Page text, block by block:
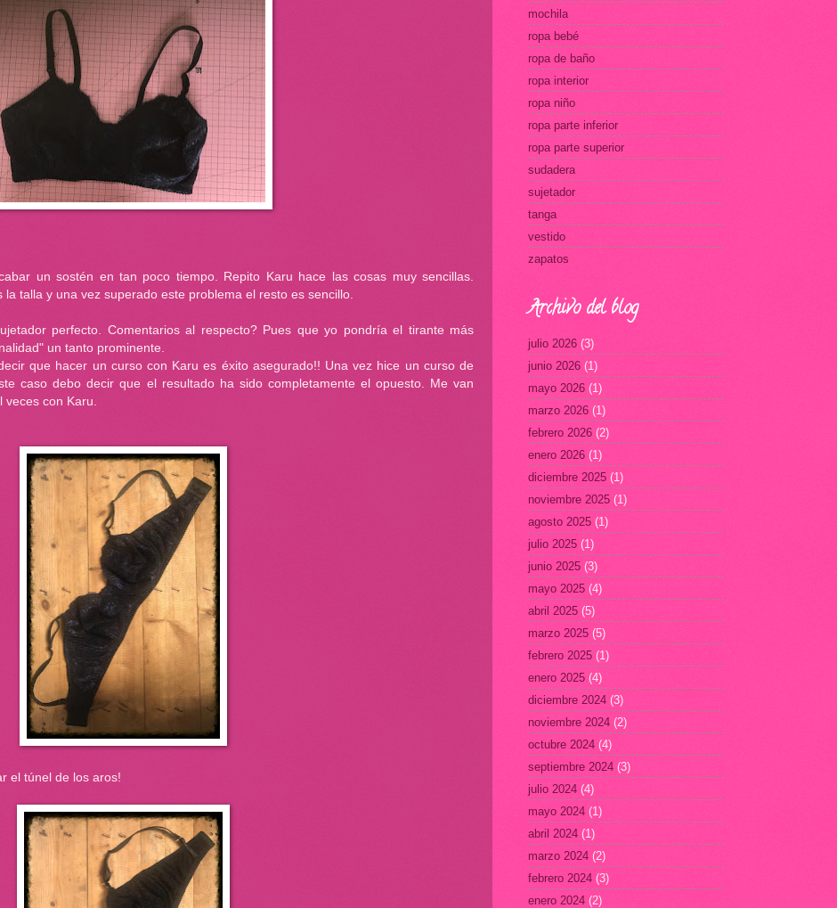
un sostén en tan poco tiempo. Repito Karu hace las cosas muy sencillas.
talla y una vez superado este problema el resto es sencillo.
perfecto. Comentarios al respecto? Pues que yo pondría el tirante más
un tanto prominente.
que hacer un curso con Karu es éxito asegurado!! Una vez hice un curso de
caso debo decir que el resultado ha sido completamente el opuesto. Me van
con Karu.
el túnel de los aros!
mochila
ropa bebé
ropa de baño
ropa interior
ropa niño
ropa parte inferior
ropa parte superior
sudadera
sujetador
tanga
vestido
zapatos
Archivo del blog
julio 2026 (3)
junio 2026 (1)
mayo 2026 (1)
marzo 2026 (1)
febrero 2026 (2)
enero 2026 (1)
diciembre 2025 (1)
noviembre 2025 (1)
agosto 2025 (1)
julio 2025 (1)
junio 2025 (3)
mayo 2025 (4)
abril 2025 (5)
marzo 2025 (5)
febrero 2025 (1)
enero 2025 (4)
diciembre 2024 (3)
noviembre 2024 (2)
octubre 2024 (4)
septiembre 2024 (3)
julio 2024 (4)
mayo 2024 (1)
abril 2024 (1)
marzo 2024 (2)
febrero 2024 (3)
enero 2024 (2)